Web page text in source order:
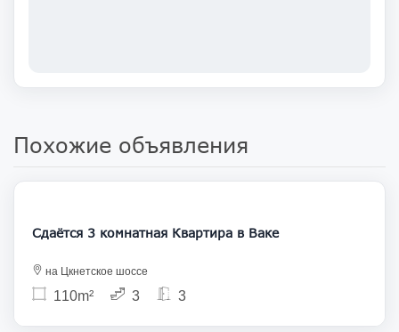
Похожие объявления
1 300
Сдаётся 3 комнатная Квартира в Ваке
на Цкнетское шоссе
110m² 3 3